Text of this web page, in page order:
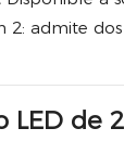
admite
LED de